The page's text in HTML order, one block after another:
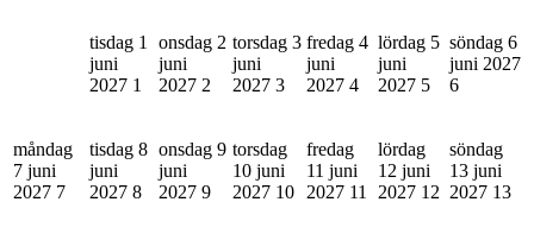
tisdag 1
juni
2027 1
onsdag 2
juni
2027 2
torsdag 3
juni
2027 3
fredag 4
juni
2027 4
lördag 5
juni
2027 5
söndag 6
juni 2027
6
måndag
7 juni
2027 7
tisdag 8
juni
2027 8
onsdag 9
juni
2027 9
torsdag
10 juni
2027 10
fredag
11 juni
2027 11
lördag
12 juni
2027 12
söndag
13 juni
2027 13